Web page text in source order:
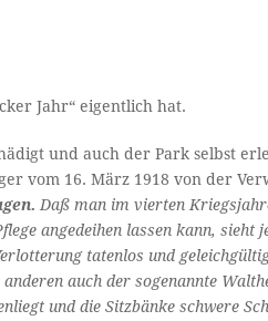
Jahr“ eigentlich hat.
und auch der Park selbst
vom 16. März 1918 von der
Daß man im vierten
angedeihen lassen kann, sieht
tatenlos und
auch der sogenannte
und die Sitzbänke schwere